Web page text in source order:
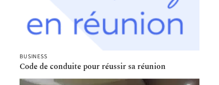
BUSINESS
Code de conduite pour réussir sa réunion